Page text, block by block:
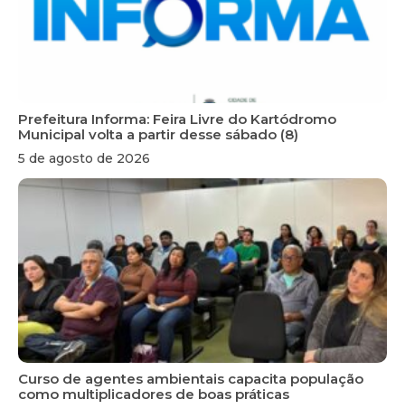
Prefeitura Informa: Feira Livre do Kartódromo
Municipal volta a partir desse sábado (8)
5 de agosto de 2026
Curso de agentes ambientais capacita população
como multiplicadores de boas práticas